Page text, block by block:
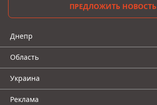
ПРЕДЛОЖИТЬ НОВОСТЬ
Днепр
Область
Украина
Реклама